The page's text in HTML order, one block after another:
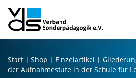
Start | Shop | Einzelartikel |
der Aufnahmestufe in der Schule für